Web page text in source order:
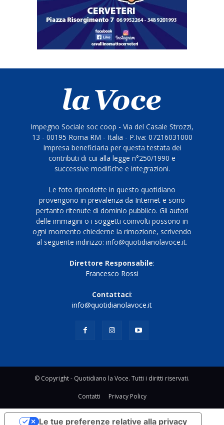
Impegno Sociale soc coop - Via del Casale Strozzi,
13 - 00195 Roma RM - Italia - P.Iva: 07216031000
Impresa beneficiaria per questa testata dei
contributi di cui alla legge n°250/1990 e
successive modifiche e integrazioni.
Le foto riprodotte in questo quotidiano
provengono in prevalenza da Internet e sono
pertanto ritenute di dominio pubblico. Gli autori
delle immagini o i soggetti coinvolti possono in
ogni momento chiederne la rimozione, scrivendo
al seguente indirizzo: info@quotidianolavoce.it.
Direttore Responsabile:
Francesco Rossi
Contattaci:
info@quotidianolavoce.it
© Copyright - Quotidiano la Voce. Tutti i diritti riservati.
Contatti Privacy Policy
Le tue preferenze relative alla privacy